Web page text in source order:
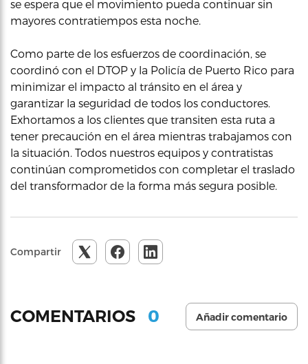
se espera que el movimiento pueda continuar sin
mayores contratiempos esta noche.
Como parte de los esfuerzos de coordinación, se
coordinó con el DTOP y la Policía de Puerto Rico para
minimizar el impacto al tránsito en el área y
garantizar la seguridad de todos los conductores.
Exhortamos a los clientes que transiten esta ruta a
tener precaución en el área mientras trabajamos con
la situación. Todos nuestros equipos y contratistas
continúan comprometidos con completar el traslado
del transformador de la forma más segura posible.
Compartir
COMENTARIOS 0 Añadir comentario